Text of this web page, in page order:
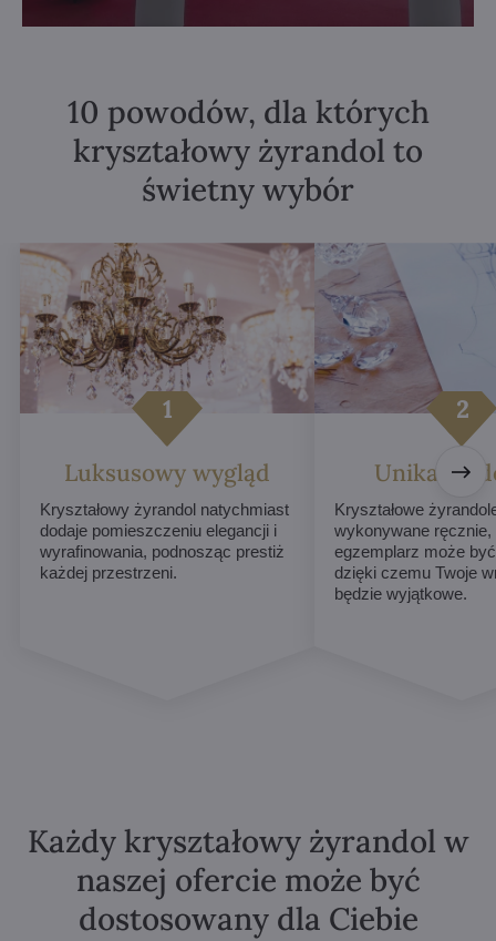
10 powodów, dla których
kryształowy żyrandol to
świetny wybór
Luksusowy wygląd
Kryształowy żyrandol natychmiast
dodaje pomieszczeniu elegancji i
wyrafinowania, podnosząc prestiż
każdej przestrzeni.
Unikalne
Kryształowe
wykonywane
egzemplarz może
dzięki czemu Twoje
będzie wyjątkowe.
Każdy kryształowy żyrandol w
naszej ofercie może być
dostosowany dla Ciebie